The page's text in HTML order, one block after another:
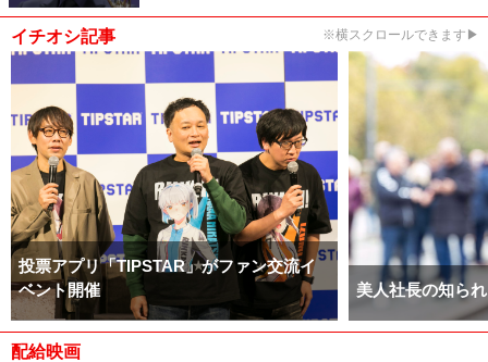
イチオシ記事 ※横スクロールできます▶
投票アプリ「TIPSTAR」がファン交流イ
ベント開催
美人社長の知ら
配給映画